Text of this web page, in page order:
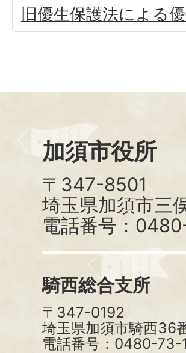
旧優生保護法による
加須市役所
〒347-8501
埼玉県加須市三
電話番号：
騎西総合支所
〒347-0192
埼玉県加須市騎西36
電話番号：0480-73-